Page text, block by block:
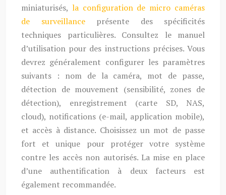
miniaturisés, la configuration de micro caméras
de surveillanceprésente des spécificités
techniques particulières. Consultez le manuel
d’utilisation pour des instructions précises. Vous
devrez généralement configurer les paramètres
suivants : nom de la caméra, mot de passe,
détection de mouvement (sensibilité, zones de
détection), enregistrement (carte SD, NAS,
cloud), notifications (e-mail, application mobile),
et accès à distance. Choisissez un mot de passe
fort et unique pour protéger votre système
contre les accès non autorisés. La mise en place
d’une authentification à deux facteurs est
également recommandée.